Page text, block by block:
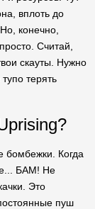
вплоть до
конечно,
Считай,
скауты. Нужно
терять
бомбежки. Когда
БАМ! Не
Это
пуш